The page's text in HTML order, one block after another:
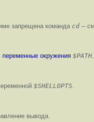
запрещена команда cd --
переменные окружения $PATH,
$SHELLOPTS
вывода.